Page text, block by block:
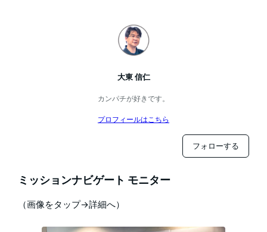
大東 信仁
カンパチが好きです。
プロフィールはこちら
フォローする
ミッションナビゲート モニター
（画像をタップ→詳細へ）